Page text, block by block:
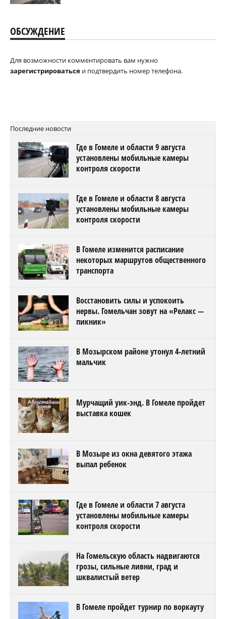
ОБСУЖДЕНИЕ
Для возможности комментировать вам нужно
зарегистрироваться и подтвердить номер телефона.
Последние новости
Где в Гомеле и области 9 августа
установлены мобильные камеры
контроля скорости
Где в Гомеле и области 8 августа
установлены мобильные камеры
контроля скорости
В Гомеле изменится расписание
некоторых маршрутов общественного
транспорта
Восстановить силы и успокоить
нервы. Гомельчан зовут на «Релакс —
пикник»
В Мозырском районе утонул 4-летний
мальчик
Мурчащий уик-энд. В Гомеле пройдет
выставка кошек
В Мозыре из окна девятого этажа
выпал ребенок
Где в Гомеле и области 7 августа
установлены мобильные камеры
контроля скорости
На Гомельскую область надвигаются
грозы, сильные ливни, град и
шквалистый ветер
В Гомеле пройдет турнир по воркауту